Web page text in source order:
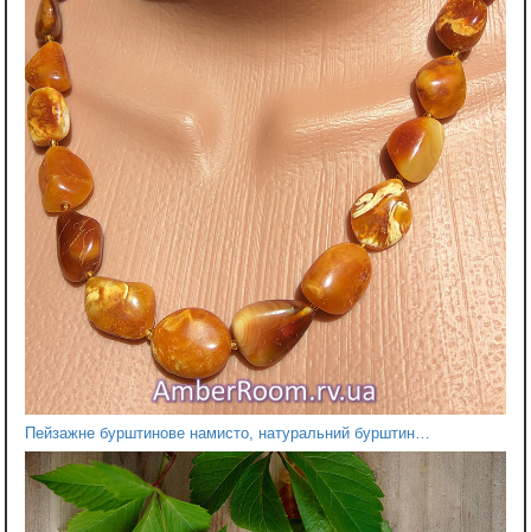
Пейзажне бурштинове намисто, натуральний бурштин…